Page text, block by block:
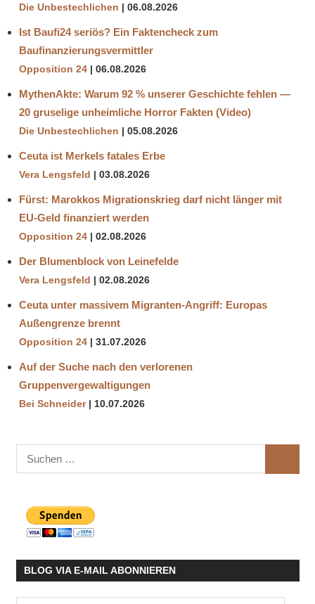
Die Unbestechlichen 06.08.2026
Ist Baufi24 seriös? Ein Faktencheck zum
Baufinanzierungsvermittler
Opposition 24 06.08.2026
MythenAkte: Warum 92 % unserer Geschichte fehlen —
20 gruselige unheimliche Horror Fakten (Video)
Die Unbestechlichen 05.08.2026
Ceuta ist Merkels fatales Erbe
Vera Lengsfeld 03.08.2026
Fürst: Marokkos Migrationskrieg darf nicht länger mit
EU-Geld finanziert werden
Opposition 24 02.08.2026
Der Blumenblock von Leinefelde
Vera Lengsfeld 02.08.2026
Ceuta unter massivem Migranten-Angriff: Europas
Außengrenze brennt
Opposition 24 31.07.2026
Auf der Suche nach den verlorenen
Gruppenvergewaltigungen
Bei Schneider 10.07.2026
Suchen
nach:
BLOG VIA E-MAIL ABONNIEREN